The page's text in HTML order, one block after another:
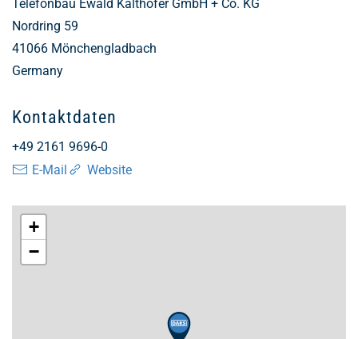
Telefonbau Ewald Kalthöfer GmbH + Co. KG
Nordring 59
41066 Mönchengladbach
Germany
Kontaktdaten
+49 2161 9696-0
E-Mail
Website
+
−